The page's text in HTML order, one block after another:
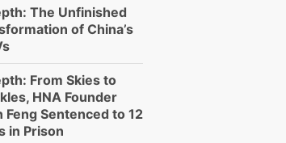
The Unfinished
of China’s
From Skies to
HNA Founder
Feng Sentenced to 12
in Prison